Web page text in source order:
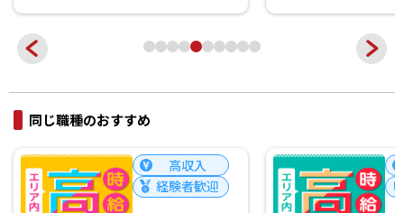
同じ職種のおすすめ
高収入
経験者歓迎